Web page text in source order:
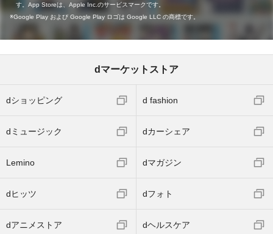
す。App Storeは、Apple Inc.のサービスマークです。
Google Play および Google Play ロゴは Google LLC の商標です。
dマーケットストア
dショッピング d fashion
dミュージック dカーシェア
Lemino dマガジン
dヒッツ dフォト
dアニメストア dヘルスケア